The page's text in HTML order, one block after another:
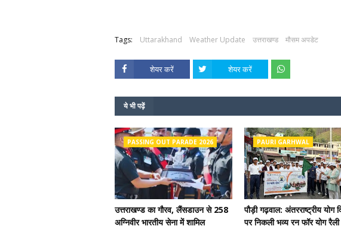
Tags: Uttarakhand Weather Update उत्तराखण्ड मौसम अपडेट
शेयर करें शेयर करें
ये भी पढ़ें
PASSING OUT PARADE 2026
उत्तराखण्ड का गौरव, लैंसडाउन से 258
अग्निवीर भारतीय सेना में शामिल
PAURI GARHWAL
पौड़ी गढ़वाल: अंतरराष्ट्रीय योग
पर निकली भव्य रन फॉर योग रैली